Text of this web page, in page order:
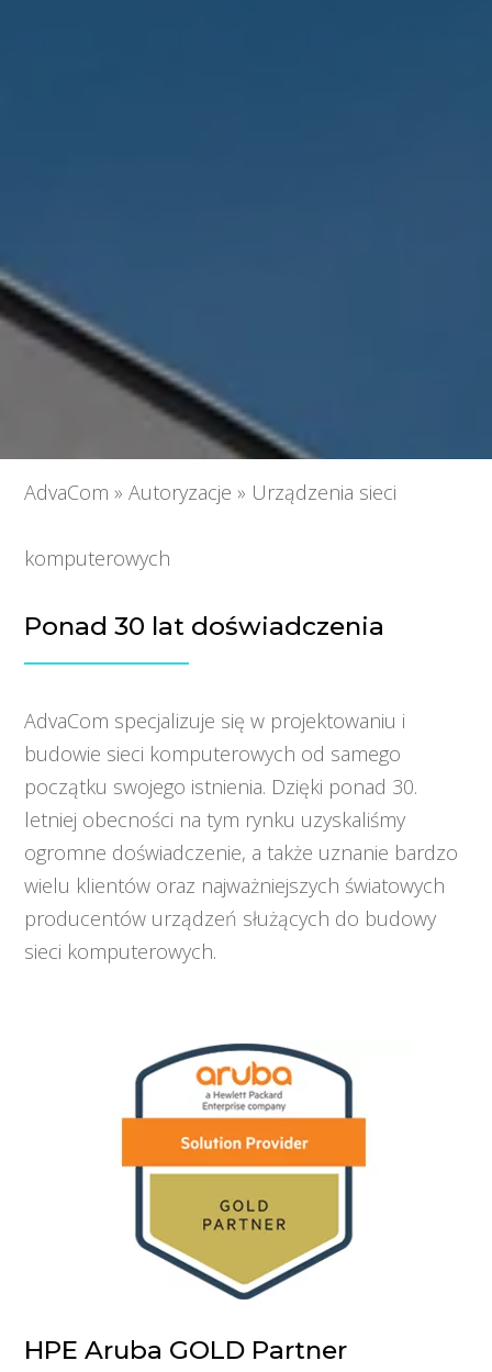
AdvaCom »Autoryzacje » Urządzenia sieci
komputerowych
Ponad 30 lat doświadczenia
AdvaCom specjalizuje się w projektowaniu i
budowie sieci komputerowych od samego
początku swojego istnienia. Dzięki ponad 30.
letniej obecności na tym rynku uzyskaliśmy
ogromne doświadczenie, a także uznanie bardzo
wielu klientów oraz najważniejszych światowych
producentów urządzeń służących do budowy
sieci komputerowych.
HPE Aruba GOLD Partner